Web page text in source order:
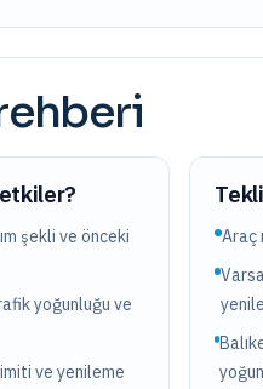
şekli ve önceki
yoğunluğu ve
ve yenileme
Araç